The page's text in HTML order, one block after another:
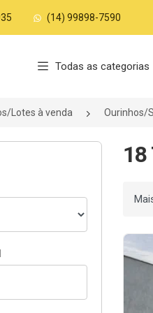
(14) 99898-7590
Todas as categorias
Lotes à venda Ourinhos/
18